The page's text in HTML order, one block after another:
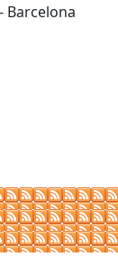
Barcelona